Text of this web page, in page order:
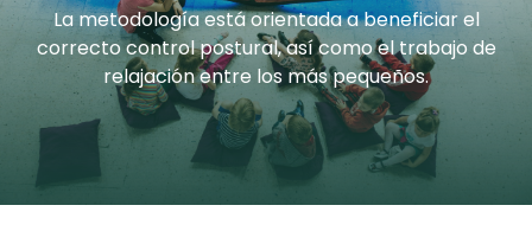
La metodología está orientada a beneficiar el
correcto control postural, así como el trabajo de
relajación entre los más pequeños.